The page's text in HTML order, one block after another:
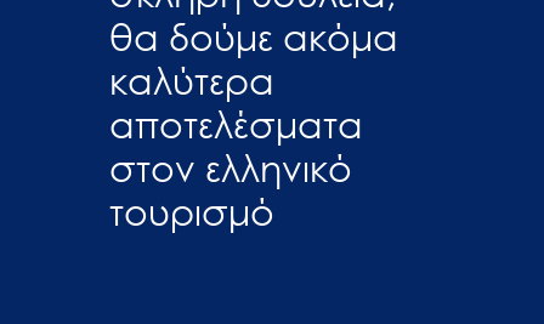
θα δούμε ακόμα
καλύτερα
αποτελέσματα
στον ελληνικό
τουρισμό